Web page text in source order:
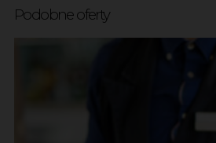
Podobne oferty